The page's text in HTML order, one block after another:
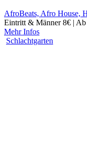
AfroBeats, Afro House,
Eintritt & Männer 8€ |
Mehr Infos
Schlachtgarten